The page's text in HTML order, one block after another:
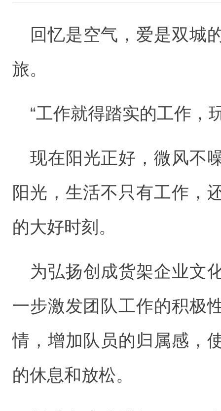
回忆是空气，爱是双城
旅。
“工作就得踏实的工作
现在阳光正好，微风不
阳光，生活不只有工作，
的大好时刻。
为弘扬创成货架企业文
一步激发团队工作的积极
情，增加队员的归属感，
的休息和放松。